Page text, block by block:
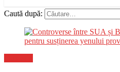
Caută după: